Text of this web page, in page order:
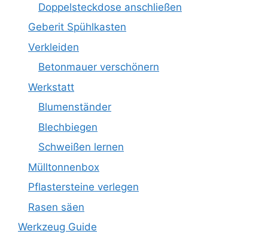
Doppelsteckdose anschließen
Geberit Spühlkasten
Verkleiden
Betonmauer verschönern
Werkstatt
Blumenständer
Blechbiegen
Schweißen lernen
Mülltonnenbox
Pflastersteine verlegen
Rasen säen
Werkzeug Guide